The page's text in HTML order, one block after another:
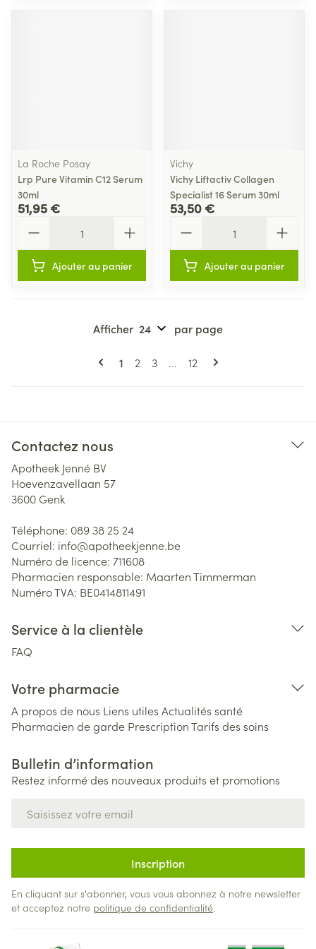
La Roche Posay
Lrp Pure Vitamin C12 Serum
30ml
51,95 €
Ajouter au panier
Vichy
Vichy Liftactiv Collagen
Specialist 16 Serum 30ml
53,50 €
Ajouter au panier
Vous lisez actuellement la page
1 Page
2 Page
3 ... Page
12
Afficher par page
Contactez nous
Apotheek Jenné BV
Hoevenzavellaan 57
3600 Genk
Téléphone: 089 38 25 24
Courriel: info@apotheekjenne.be
Numéro de licence: 711608
Pharmacien responsable: Maarten Timmerman
Numéro TVA: BE0414811491
Service à la clientèle
FAQ
Votre pharmacie
A propos de nous Liens utiles Actualités santé
Pharmacien de garde PrescriptionTarifs des soins
Bulletin d’information
Restez informé des nouveaux produits et promotions
Inscription
En cliquant sur s'abonner, vous vous abonnez à notre newsletter
et acceptez notre politique de confidentialité.